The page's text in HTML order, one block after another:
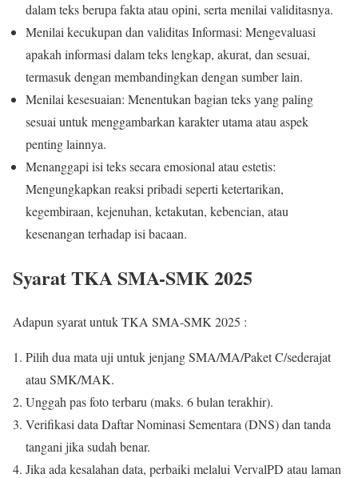
dalam teks berupa fakta atau opini, serta menilai validitasnya.
Menilai kecukupan dan validitas Informasi: Mengevaluasi
apakah informasi dalam teks lengkap, akurat, dan sesuai,
termasuk dengan membandingkan dengan sumber lain.
Menilai kesesuaian: Menentukan bagian teks yang paling
sesuai untuk menggambarkan karakter utama atau aspek
penting lainnya.
Menanggapi isi teks secara emosional atau estetis:
Mengungkapkan reaksi pribadi seperti ketertarikan,
kegembiraan, kejenuhan, ketakutan, kebencian, atau
kesenangan terhadap isi bacaan.
Syarat TKA SMA-SMK 2025
Adapun syarat untuk TKA SMA-SMK 2025 :
Pilih dua mata uji untuk jenjang SMA/MA/Paket C/sederajat
atau SMK/MAK.
Unggah pas foto terbaru (maks. 6 bulan terakhir).
Verifikasi data Daftar Nominasi Sementara (DNS) dan tanda
tangani jika sudah benar.
Jika ada kesalahan data, perbaiki melalui VervalPD atau laman